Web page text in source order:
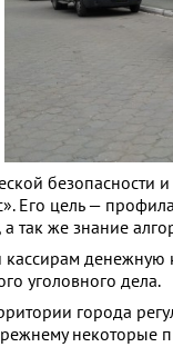
Его цель —
так же знание
уголовного дела.
города